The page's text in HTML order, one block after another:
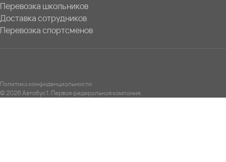
Перевозка школьников
Доставка сотрудников
Перевозка спортсменов
Политика конфиденциальности
© 2026 Автобус1. Первая федеральная компания.